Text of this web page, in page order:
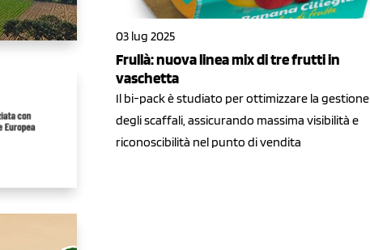
03 lug 2025
Frullà: nuova linea mix di tre frutti in
vaschetta
Il bi-pack è studiato per ottimizzare la gestione
degli scaffali, assicurando massima visibilità e
riconoscibilità nel punto di vendita